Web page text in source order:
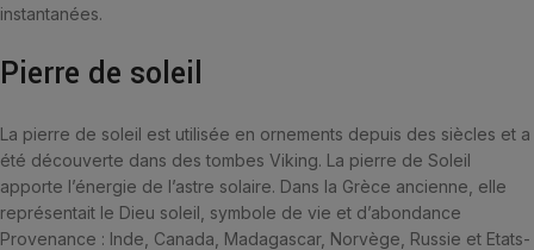
instantanées.
Pierre de soleil
La pierre de soleil est utilisée en ornements depuis des siècles et a
été découverte dans des tombes Viking. La pierre de Soleil
apporte l’énergie de l’astre solaire. Dans la Grèce ancienne, elle
représentait le Dieu soleil, symbole de vie et d’abondance
Provenance : Inde, Canada, Madagascar, Norvège, Russie et Etats-